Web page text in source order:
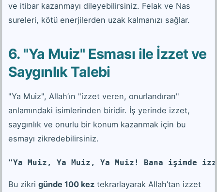
ve itibar kazanmayı dileyebilirsiniz. Felak ve Nas
sureleri, kötü enerjilerden uzak kalmanızı sağlar.
6. "Ya Muiz" Esması ile İzzet ve
Saygınlık Talebi
"Ya Muiz", Allah’ın "izzet veren, onurlandıran"
anlamındaki isimlerinden biridir. İş yerinde izzet,
saygınlık ve onurlu bir konum kazanmak için bu
esmayı zikredebilirsiniz.
"Ya Muiz, Ya Muiz, Ya Muiz! Bana işimde
Bu zikri günde 100 kez tekrarlayarak Allah’tan izzet